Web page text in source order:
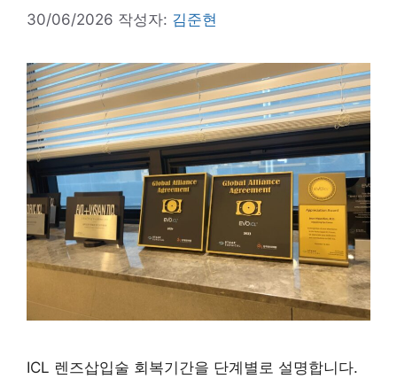
30/06/2026 작성자: 김준현
ICL 렌즈삽입술 회복기간을 단계별로 설명합니다.